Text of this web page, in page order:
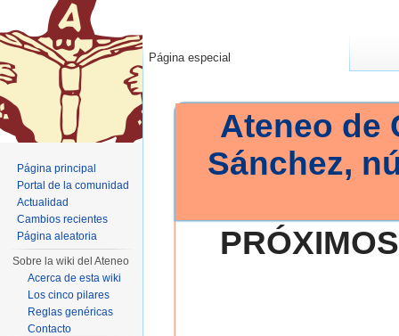
Ateneo de
Sánchez,
Página especial
Página principal
Portal de la comunidad
Actualidad
Cambios recientes
Página aleatoria
Sobre la wiki del Ateneo
Acerca de esta wiki
Los cinco pilares
Reglas genéricas
Contacto